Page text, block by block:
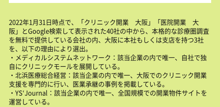
2022年1月31日時点で、「クリニック開業 大阪」「医院開業 大
阪」とGoogle検索して表示された40社の中から、本格的な診療圏調査
を無料で提供している会社の内、大阪に本社もしくは支店を持つ3社
を、以下の理由により選出。
・メディカルシステムネットワーク：該当企業の内で唯一、自社で独
自にクリニックモールを展開している。
・北浜医療総合経営：該当企業の内で唯一、大阪でのクリニック開業
支援を専門的に行い、医業承継の事例を掲載している。
・YS‘Journal：該当企業の内で唯一、全国規模での開業物件サイトを
運営している。